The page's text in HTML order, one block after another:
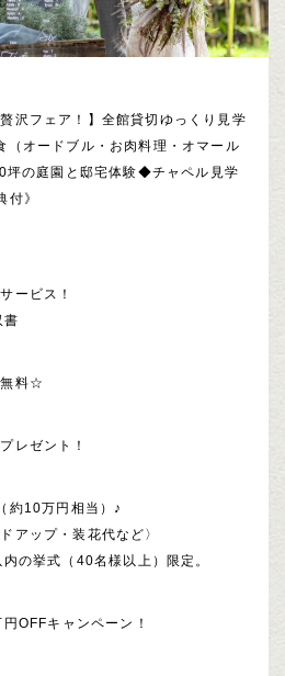
沢フェア！】全館貸切ゆっくり見学
（オードブル・お肉料理・オマール
の庭園と邸宅体験◆チャペル見学
》
ービス！
書
無料☆
レゼント！
約10万円相当）♪
アップ・装花代など〉
の挙式（40名様以上）限定。
OFFキャンペーン！